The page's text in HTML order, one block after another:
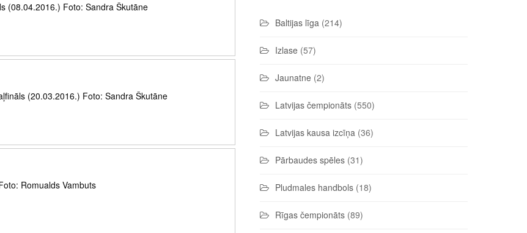
(08.04.2016.) Foto: Sandra Škutāne
(20.03.2016.) Foto: Sandra Škutāne
Romualds Vambuts
Baltijas līga (214)
Izlase (57)
Jaunatne (2)
Latvijas čempionāts (550)
Latvijas kausa izcīņa (36)
Pārbaudes spēles (31)
Pludmales handbols (18)
Rīgas čempionāts (89)